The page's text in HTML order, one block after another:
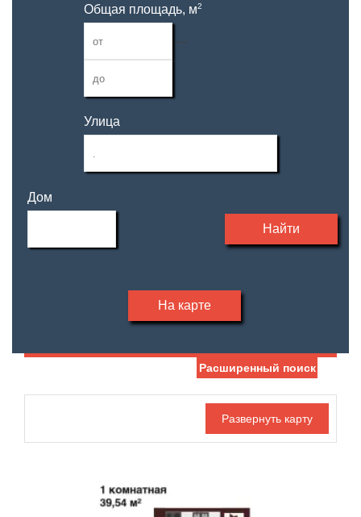
Общая площадь, м2
—
Улица
Дом
Найти
На карте
Жилая площадь
—
Площадь кухни
Расширенный поиск